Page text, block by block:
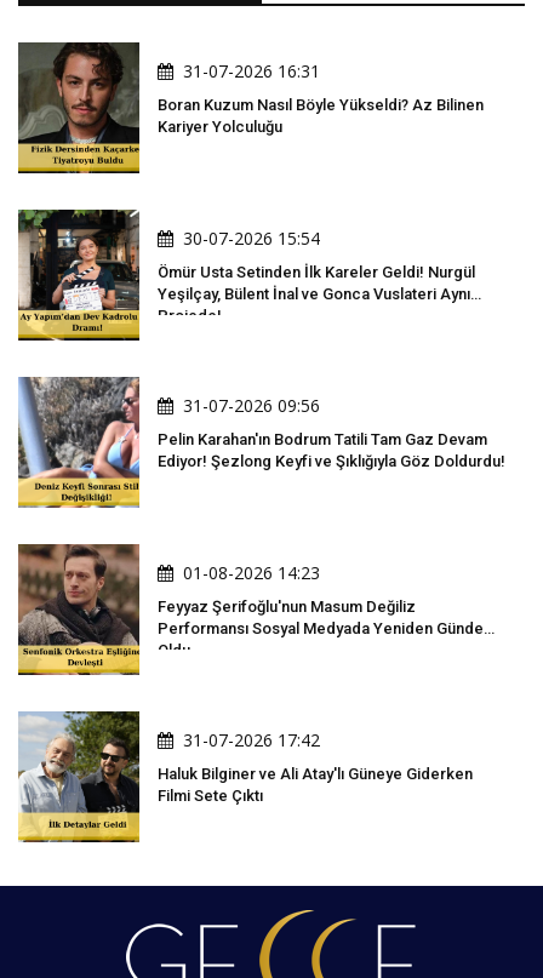
31-07-2026 16:31
Boran Kuzum Nasıl Böyle Yükseldi? Az Bilinen
Kariyer Yolculuğu
30-07-2026 15:54
Ömür Usta Setinden İlk Kareler Geldi! Nurgül
Yeşilçay, Bülent İnal ve Gonca Vuslateri Aynı
Projede!
31-07-2026 09:56
Pelin Karahan'ın Bodrum Tatili Tam Gaz Devam
Ediyor! Şezlong Keyfi ve Şıklığıyla Göz Doldurdu!
01-08-2026 14:23
Feyyaz Şerifoğlu'nun Masum Değiliz
Performansı Sosyal Medyada Yeniden Gündem
Oldu
31-07-2026 17:42
Haluk Bilginer ve Ali Atay'lı Güneye Giderken
Filmi Sete Çıktı